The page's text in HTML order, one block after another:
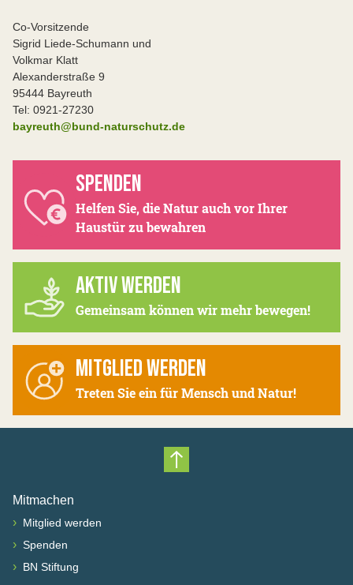
Co-Vorsitzende
Sigrid Liede-Schumann und
Volkmar Klatt
Alexanderstraße 9
95444 Bayreuth
Tel: 0921-27230
bayreuth@bund-naturschutz.de
SPENDEN
Helfen Sie, die Natur auch vor Ihrer
Haustür zu bewahren
AKTIV WERDEN
Gemeinsam können wir mehr bewegen!
MITGLIED WERDEN
Treten Sie ein für Mensch und Natur!
Nach oben scrollen
Mitmachen
› Mitglied werden
› Spenden
› BN Stiftung